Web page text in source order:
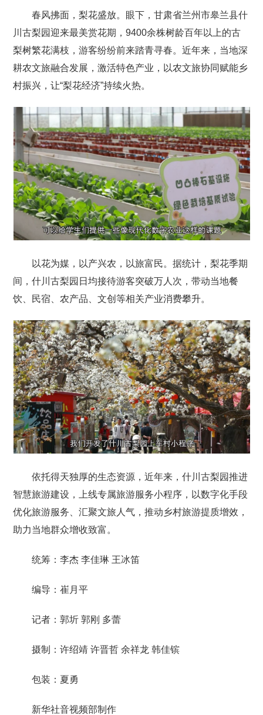
春风拂面，梨花盛放。眼下，甘肃省兰州市皋兰县什
川古梨园迎来最美赏花期，9400余株树龄百年以上的古
梨树繁花满枝，游客纷纷前来踏青寻春。近年来，当地深
耕农文旅融合发展，激活特色产业，以农文旅协同赋能乡
村振兴，让“梨花经济”持续火热。
以花为媒，以产兴农，以旅富民。据统计，梨花季期
间，什川古梨园日均接待游客突破万人次，带动当地餐
饮、民宿、农产品、文创等相关产业消费攀升。
依托得天独厚的生态资源，近年来，什川古梨园推进
智慧旅游建设，上线专属旅游服务小程序，以数字化手段
优化旅游服务、汇聚文旅人气，推动乡村旅游提质增效，
助力当地群众增收致富。
统筹：李杰 李佳琳 王冰笛
编导：崔月平
记者：郭圻 郭刚 多蕾
摄制：许绍靖 许晋哲 余祥龙 韩佳镔
包装：夏勇
新华社音视频部制作